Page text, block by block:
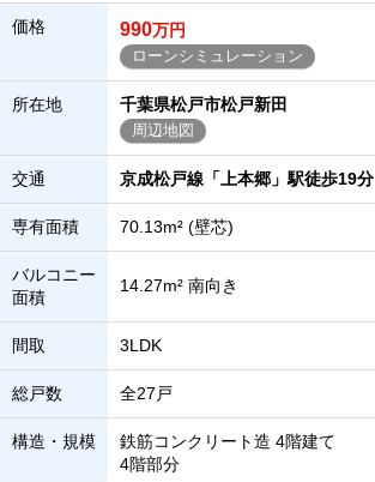
価格 990万円
ローンシミュレーション
所在地 千葉県松戸市松戸新田
周辺地図
交通 京成松戸線「上本郷」駅徒歩19分
専有面積 70.13m² (壁芯)
バルコニー
面積
14.27m² 南向き
間取 3LDK
総戸数 全27戸
構造・規模
鉄筋コンクリート造 4階建て
4階部分